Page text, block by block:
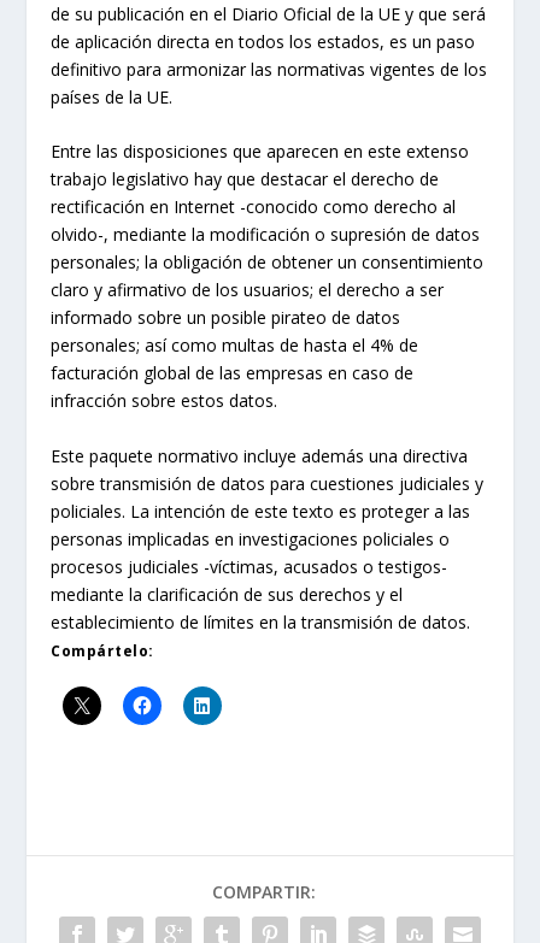
de su publicación en el Diario Oficial de la UE y que será
de aplicación directa en todos los estados, es un paso
definitivo para armonizar las normativas vigentes de los
países de la UE.
Entre las disposiciones que aparecen en este extenso
trabajo legislativo hay que destacar el derecho de
rectificación en Internet -conocido como derecho al
olvido-, mediante la modificación o supresión de datos
personales; la obligación de obtener un consentimiento
claro y afirmativo de los usuarios; el derecho a ser
informado sobre un posible pirateo de datos
personales; así como multas de hasta el 4% de
facturación global de las empresas en caso de
infracción sobre estos datos.
Este paquete normativo incluye además una directiva
sobre transmisión de datos para cuestiones judiciales y
policiales. La intención de este texto es proteger a las
personas implicadas en investigaciones policiales o
procesos judiciales -víctimas, acusados o testigos-
mediante la clarificación de sus derechos y el
establecimiento de límites en la transmisión de datos.
Compártelo:
COMPARTIR: